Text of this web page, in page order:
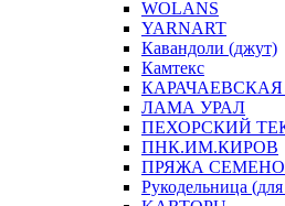
WOLANS
YARNART
Кавандоли (джут)
Камтекс
ЛАМА УРАЛ
ПЕХОРСКИЙ
ПНК.ИМ.КИРОВ
ПРЯЖА
Рукодельница